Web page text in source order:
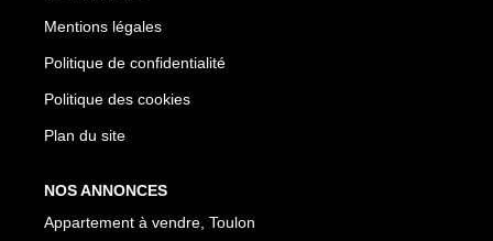
Mentions légales
Politique de confidentialité
Politique des cookies
Plan du site
NOS ANNONCES
Appartement à vendre, Toulon